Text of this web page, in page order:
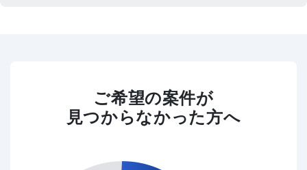
ご希望の案件が
見つからなかった方へ